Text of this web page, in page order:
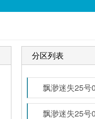
分区列表
飘渺迷失25号
飘渺迷失25号